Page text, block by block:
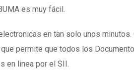
es muy fácil.
en tan solo unos
permite que todos los
en linea por el SII.